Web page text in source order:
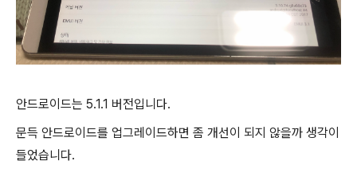
안드로이드는 5.1.1 버전입니다.
문득 안드로이드를 업그레이드하면 좀 개선이 되지 않을까 생각이
들었습니다.